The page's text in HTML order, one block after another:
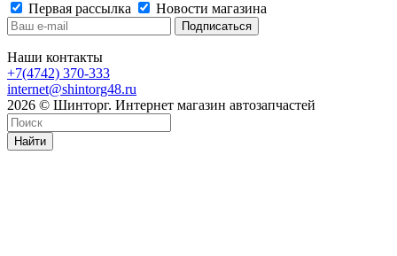
Первая рассылка
Новости магазина
Наши контакты
+7(4742) 370-333
internet@shintorg48.ru
2026 © Шинторг. Интернет магазин автозапчастей
Найти